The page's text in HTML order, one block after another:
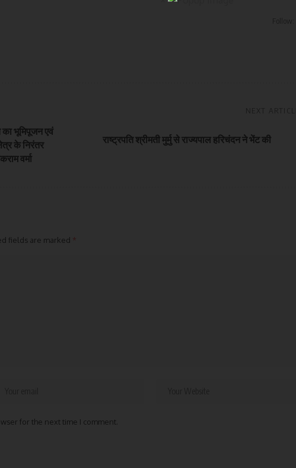
का भूमिपूजन एवं
के निरंतर
वर्मा
राष्ट्रपति श्रीमती मुर्मु से राज्यपाल हरिचंदन ने भेंट की
fields are marked *
for the next time I comment.